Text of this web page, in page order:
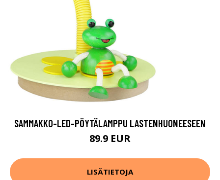
SAMMAKKO-LED-PÖYTÄLAMPPU LASTENHUONEESEEN
89.9 EUR
LISÄTIETOJA